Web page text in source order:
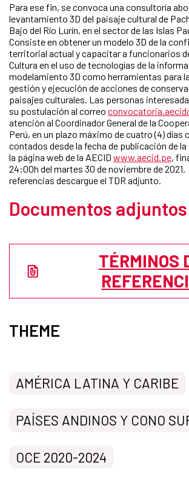
Para ese fin, se convoca una consultoría
levantamiento 3D del paisaje cultural de
Bajo del Río Lurín, en el sector de las Islas
Consiste en obtener un modelo 3D de la
territorial actual y capacitar a funcionarios
Cultura en el uso de tecnologías de la
modelamiento 3D como herramientas para
gestión y ejecución de acciones de
paisajes culturales. Las personas
su postulación al correo
atención al Coordinador General de la
Perú, en un plazo máximo de cuatro (4) días
contados desde la fecha de publicación de
la página web de la AECID www.aecid.pe,
24:00h del martes 30 de noviembre de
referencias descargue el TDR adjunto.
Documentos adjuntos
TÉRMINOS
THEME
AMÉRICA LATINA Y CARIBE
PAÍSES ANDINOS Y CONO
OCE 2020-2024